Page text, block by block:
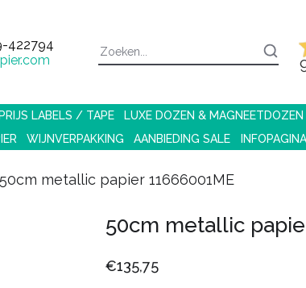
422794
PRIJS LABELS / TAPE LUXE DOZEN & MAGNEETDOZEN
WIJNVERPAKKING AANBIEDING SALE INFOPAGINA
50cm metallic papier 11666001ME
50cm metallic
€135,75